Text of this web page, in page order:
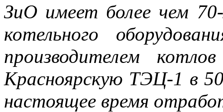
ЗиО имеет более чем
котельного
производителем
Красноярскую ТЭЦ-1 в
настоящее время